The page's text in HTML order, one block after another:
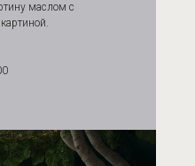
маслом с